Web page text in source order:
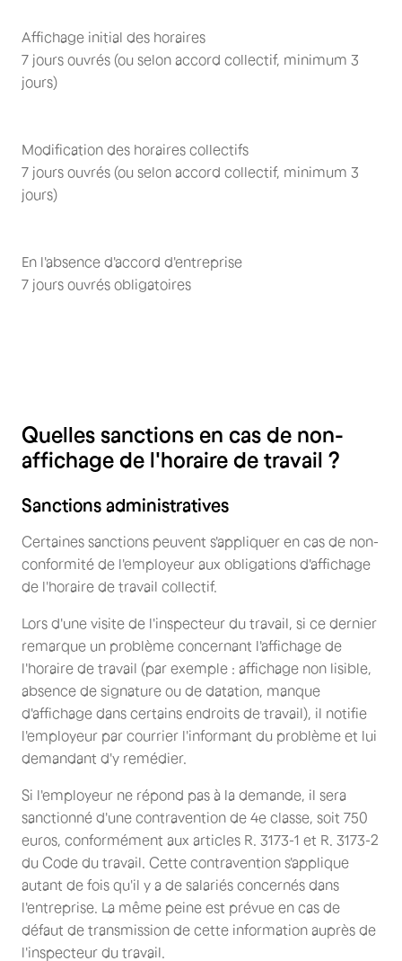
Affichage initial des horaires
7 jours ouvrés (ou selon accord collectif, minimum 3
jours)
Modification des horaires collectifs
7 jours ouvrés (ou selon accord collectif, minimum 3
jours)
En l'absence d'accord d'entreprise
7 jours ouvrés obligatoires
Quelles sanctions en cas de non-
affichage de l'horaire de travail ?
Sanctions administratives
Certaines sanctions peuvent s'appliquer en cas de non-
conformité de l'employeur aux obligations d'affichage
de l'horaire de travail collectif.
Lors d'une visite de l'inspecteur du travail, si ce dernier
remarque un problème concernant l'affichage de
l'horaire de travail (par exemple : affichage non lisible,
absence de signature ou de datation, manque
d'affichage dans certains endroits de travail), il notifie
l'employeur par courrier l'informant du problème et lui
demandant d'y remédier.
Si l'employeur ne répond pas à la demande, il sera
sanctionné d'une contravention de 4e classe, soit 750
euros, conformément aux articles R. 3173-1 et R. 3173-2
du Code du travail. Cette contravention s'applique
autant de fois qu'il y a de salariés concernés dans
l'entreprise. La même peine est prévue en cas de
défaut de transmission de cette information auprès de
l'inspecteur du travail.